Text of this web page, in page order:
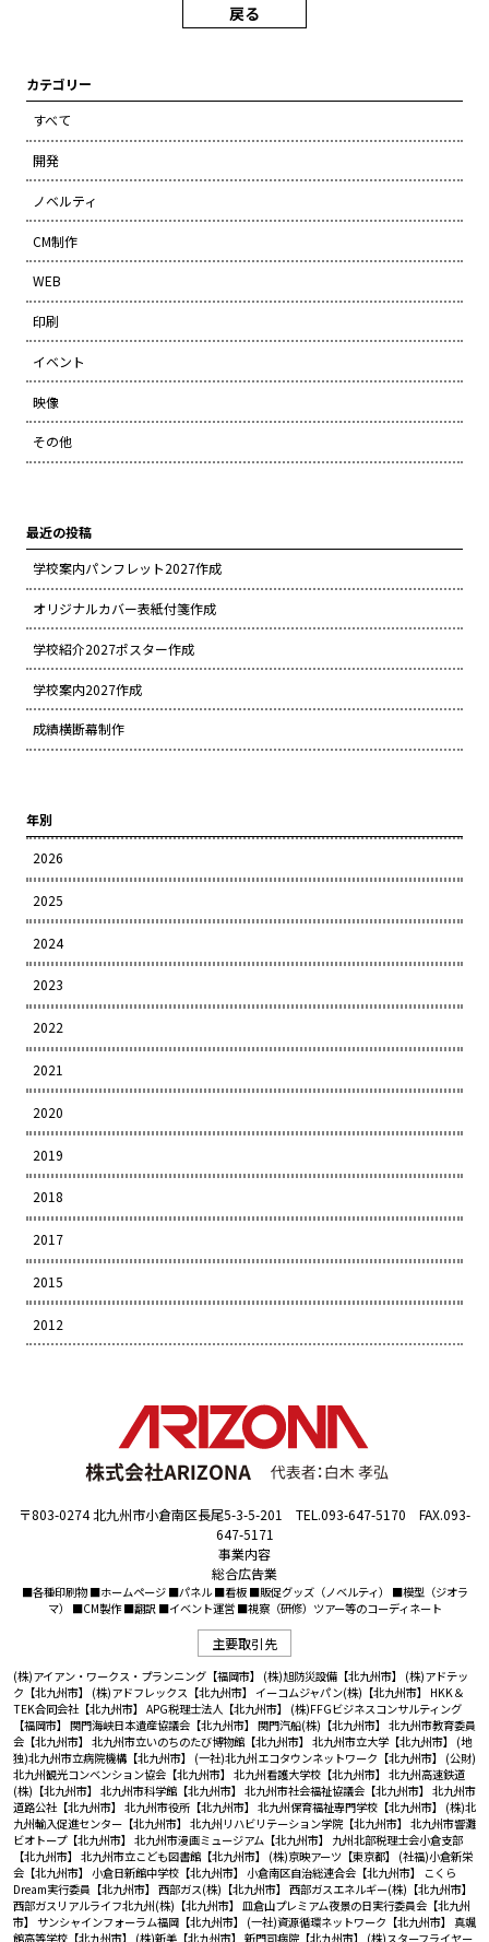
戻る
カテゴリー
すべて
開発
ノベルティ
CM制作
WEB
印刷
イベント
映像
その他
最近の投稿
学校案内パンフレット2027作成
オリジナルカバー表紙付箋作成
学校紹介2027ポスター作成
学校案内2027作成
成績横断幕制作
年別
2026
2025
2024
2023
2022
2021
2020
2019
2018
2017
2015
2012
〒803-0274 北九州市小倉南区長尾5-3-5-201 TEL.093-647-5170 FAX.093-
647-5171
事業内容
総合広告業
■各種印刷物 ■ホームページ ■パネル ■看板 ■販促グッズ（ノベルティ） ■模型（ジオラ
マ） ■CM製作 ■翻訳 ■イベント運営 ■視察（研修）ツアー等のコーディネート
主要取引先
(株)アイアン・ワークス・プランニング【福岡市】 (株)旭防災設備【北九州市】 (株)アドテッ
ク【北九州市】 (株)アドフレックス【北九州市】 イーコムジャパン(株)【北九州市】 HKK＆
TEK合同会社【北九州市】 APG税理士法人【北九州市】 (株)FFGビジネスコンサルティング
【福岡市】 関門海峡日本遺産協議会【北九州市】 関門汽船(株)【北九州市】 北九州市教育委員
会【北九州市】 北九州市立いのちのたび博物館【北九州市】 北九州市立大学【北九州市】 (地
独)北九州市立病院機構【北九州市】 (一社)北九州エコタウンネットワーク【北九州市】 (公財)
北九州観光コンベンション協会【北九州市】 北九州看護大学校【北九州市】 北九州高速鉄道
(株)【北九州市】 北九州市科学館【北九州市】 北九州市社会福祉協議会【北九州市】 北九州市
道路公社【北九州市】 北九州市役所【北九州市】 北九州保育福祉専門学校【北九州市】 (株)北
九州輸入促進センター【北九州市】 北九州リハビリテーション学院【北九州市】 北九州市響灘
ビオトープ【北九州市】 北九州市漫画ミュージアム【北九州市】 九州北部税理士会小倉支部
【北九州市】 北九州市立こども図書館【北九州市】 (株)京映アーツ【東京都】 (社福)小倉新栄
会【北九州市】 小倉日新館中学校【北九州市】 小倉南区自治総連合会【北九州市】
こくら
Dream実行委員【北九州市】 西部ガス(株)【北九州市】 西部ガスエネルギー(株)【北九州市】
西部ガスリアルライフ北九州(株)【北九州市】 皿倉山プレミアム夜景の日実行委員会【北九州
市】 サンシャインフォーラム福岡【北九州市】 (一社)資源循環ネットワーク【北九州市】 真颯
館高等学校【北九州市】 (株)新美【北九州市】 新門司病院【北九州市】 (株)スターフライヤー